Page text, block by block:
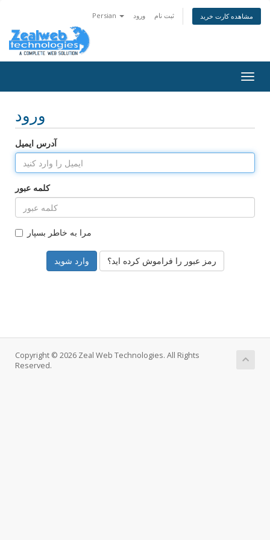
Persian ورود ثبت نام مشاهده کارت خرید
ورود
آدرس ایمیل
کلمه عبور
مرا به خاطر بسپار
رمز عبور را فراموش کرده اید؟
Copyright © 2026 Zeal Web Technologies. All Rights
Reserved.